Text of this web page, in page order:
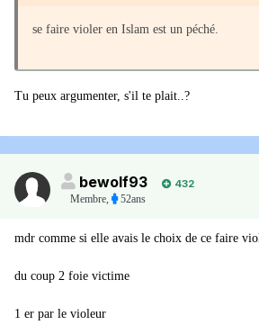
se faire violer en Islam est un péché.
Tu peux argumenter, s'il te plait..?
bewolf93
432
Membre, 52ans
mdr comme si elle avais le choix de ce faire
du coup 2 foie victime
1 er par le violeur